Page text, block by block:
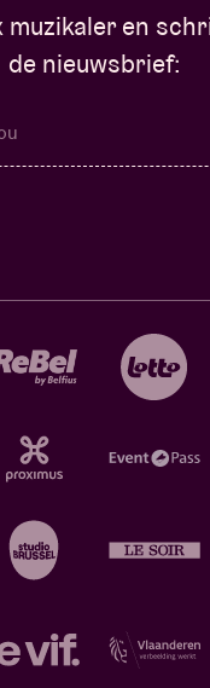
muzikaler en
de nieuwsbrief: